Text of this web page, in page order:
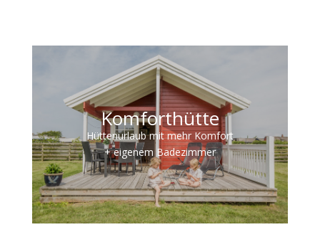
Komforthütte
Hüttenurlaub mit mehr Komfort
+ eigenem Badezimmer